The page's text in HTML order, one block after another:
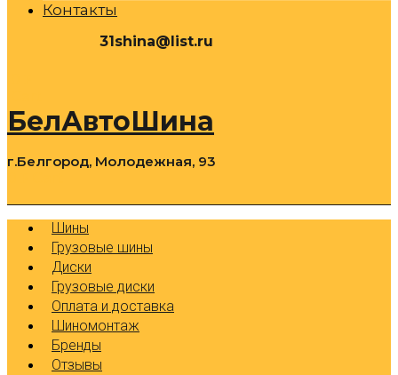
Контакты
31shina@list.ru
БелАвтоШина
г.Белгород, Молодежная, 93
Шины
Грузовые шины
Диски
Грузовые диски
Оплата и доставка
Шиномонтаж
Бренды
Отзывы